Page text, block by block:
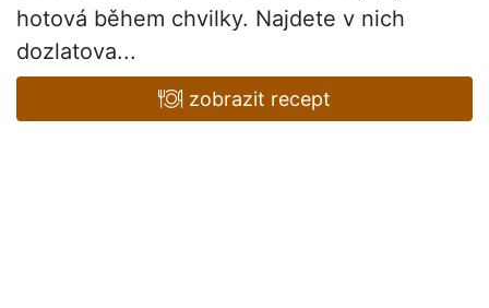
hotová během chvilky. Najdete v nich
dozlatova...
zobrazit recept